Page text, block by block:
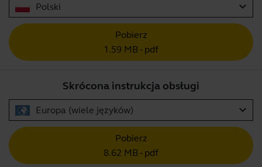
Polski expand_more
Pobierz
1.59 MB - pdf
Skrócona instrukcja obsługi
Europa (wiele języków) expand_more
Pobierz
8.62 MB - pdf